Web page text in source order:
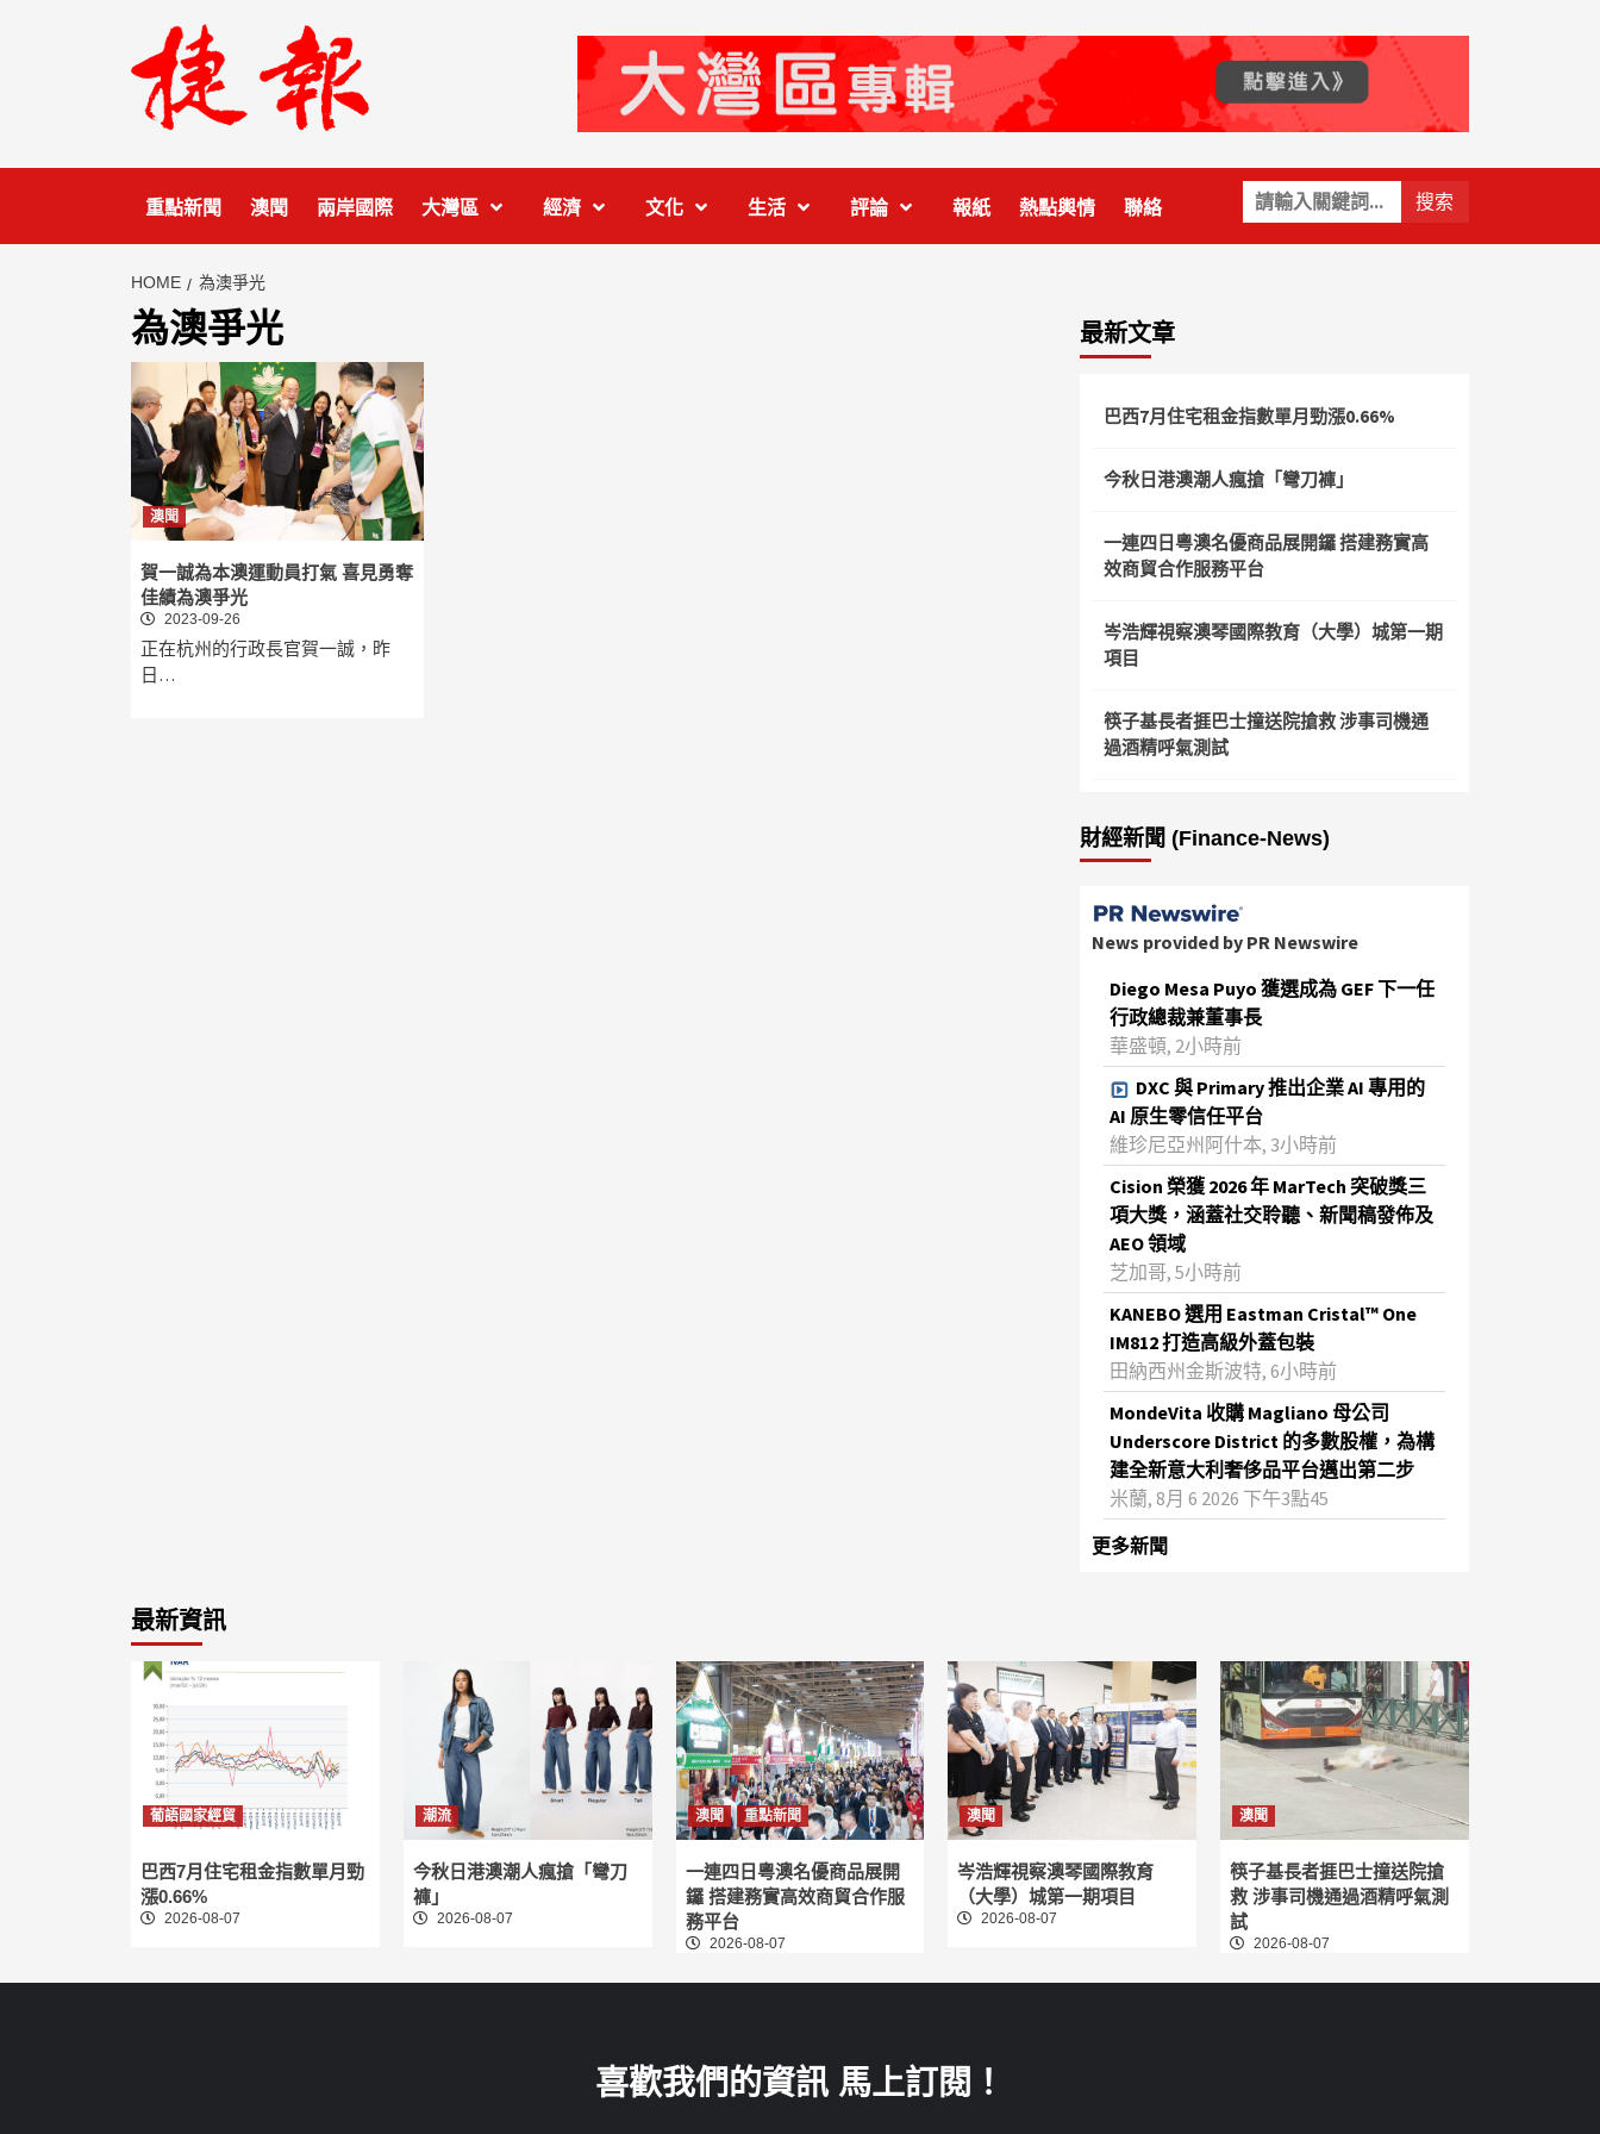
關
鍵
字:
重點新聞 澳聞 兩岸國際 大灣區 經濟 文化 生活 評論 報紙 熱點輿情 聯絡
HOME 為澳爭光
為澳爭光
澳聞
賀一誠為本澳運動員打氣 喜見勇奪
佳績為澳爭光
2023-09-26
正在杭州的行政長官賀一誠，昨
日…
最新文章
巴西7月住宅租金指數單月勁漲0.66%
今秋日港澳潮人瘋搶「彎刀褲」
一連四日粵澳名優商品展開鑼 搭建務實高
效商貿合作服務平台
岑浩輝視察澳琴國際教育（大學）城第一期
項目
筷子基長者捱巴士撞送院搶救 涉事司機通
過酒精呼氣測試
財經新聞 (Finance-News)
News provided by PR Newswire
Diego Mesa Puyo 獲選成為 GEF 下一任
行政總裁兼董事長
華盛頓, 2小時前
DXC 與 Primary 推出企業 AI 專用的
AI 原生零信任平台
維珍尼亞州阿什本, 3小時前
Cision 榮獲 2026 年 MarTech 突破獎三
項大獎，涵蓋社交聆聽、新聞稿發佈及
AEO 領域
芝加哥, 5小時前
KANEBO 選用 Eastman Cristal™ One
IM812 打造高級外蓋包裝
田納西州金斯波特, 6小時前
MondeVita 收購 Magliano 母公司
Underscore District 的多數股權，為構
建全新意大利奢侈品平台邁出第二步
米蘭, 8月 6 2026 下午3點45
更多新聞
最新資訊
葡語國家經貿
巴西7月住宅租金指數單月勁
漲0.66%
2026-08-07
潮流
今秋日港澳潮人瘋搶「彎刀
褲」
2026-08-07
澳聞 重點新聞
一連四日粵澳名優商品展開
鑼 搭建務實高效商貿合作服
務平台
2026-08-07
澳聞
岑浩輝視察澳琴國際教育
（大學）城第一期項目
2026-08-07
澳聞
筷子基長者捱巴士撞送院搶
救 涉事司機通過酒精呼氣測
試
2026-08-07
喜歡我們的資訊 馬上訂閱！